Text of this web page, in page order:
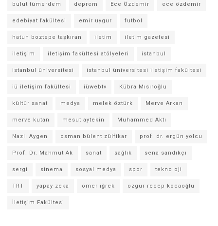
bulut tümerdem deprem Ece Özdemir ece özdemir
edebiyat fakültesi emir uygur futbol
hatun boztepe taşkıran iletim iletim gazetesi
iletişim iletişim fakültesi atölyeleri istanbul
istanbul üniversitesi istanbul üniversitesi iletişim fakültesi
iü iletişim fakültesi iüwebtv Kübra Mısıroğlu
kültür sanat medya melek öztürk Merve Arkan
merve kutan mesut aytekin Muhammed Aktı
Nazlı Aygen osman bülent zülfikar prof. dr. ergün yolcu
Prof. Dr. Mahmut Ak sanat sağlık sena sandıkçı
sergi sinema sosyal medya spor teknoloji
TRT yapay zeka ömer iğrek özgür recep kocaoğlu
İletişim Fakültesi